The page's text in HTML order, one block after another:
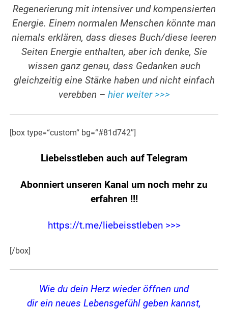
Regenerierung mit intensiver und kompensierten
Energie. Einem normalen Menschen könnte man
niemals erklären, dass dieses Buch/diese leeren
Seiten Energie enthalten, aber ich denke, Sie
wissen ganz genau, dass Gedanken auch
gleichzeitig eine Stärke haben und nicht einfach
verebben – hier weiter >>>
[box type=“custom“ bg=“#81d742″]
Liebeisstleben auch auf Telegram
Abonniert unseren Kanal um noch mehr zu
erfahren !!!
https://t.me/liebeisstleben >>>
[/box]
Wie du dein Herz wieder öffnen und
dir ein neues Lebensgefühl geben kannst,